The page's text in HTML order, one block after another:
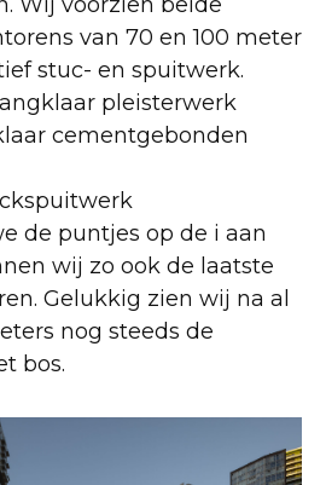
van 70 en 100 meter
stuc- en spuitwerk.
pleisterwerk
cementgebonden
de puntjes op de i aan
wij zo ook de laatste
Gelukkig zien wij na al
nog steeds de
bos.